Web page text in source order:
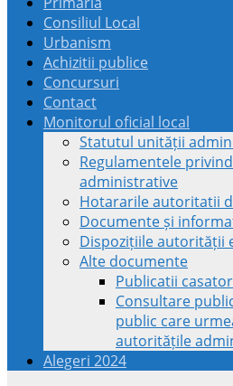
Consiliul Local
Urbanism
Achizitii publice
Concursuri
Contact
Monitorul oficial local
Statutul unității
Regulamentele
administrative
Hotararile autoritatii
Documente și
Dispozițiile autorității
Alte documente
Publicatii
Consultare
public care
autoritățile
Alegeri 2024